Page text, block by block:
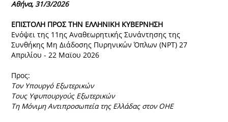
Αθήνα, 31/3/2026
ΕΠΙΣΤΟΛΗ ΠΡΟΣ ΤΗΝ ΕΛΛΗΝΙΚΗ ΚΥΒΕΡΝΗΣΗ
Ενόψει της 11ης Αναθεωρητικής Συνάντησης της
Συνθήκης Μη Διάδοσης Πυρηνικών Όπλων (NPT) 27
Απριλίου - 22 Μαϊου 2026
Προς:
Τον Υπουργό Εξωτερικών
Τους Υφυπουργούς Εξωτερικών
Τη Μόνιμη Αντιπροσωπεία της Ελλάδας στον ΟΗΕ